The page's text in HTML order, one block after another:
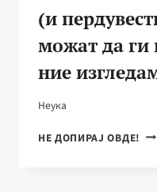
(и
можат да ги
ние
Неука
НЕ ДОПИРАЈ ОВДЕ!